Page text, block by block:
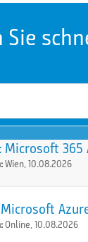
Sie
Microsoft
Wien, 10.08.2026
Microsoft
Online, 10.08.2026